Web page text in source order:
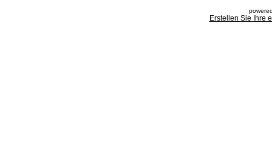
Erstellen Sie Ihre